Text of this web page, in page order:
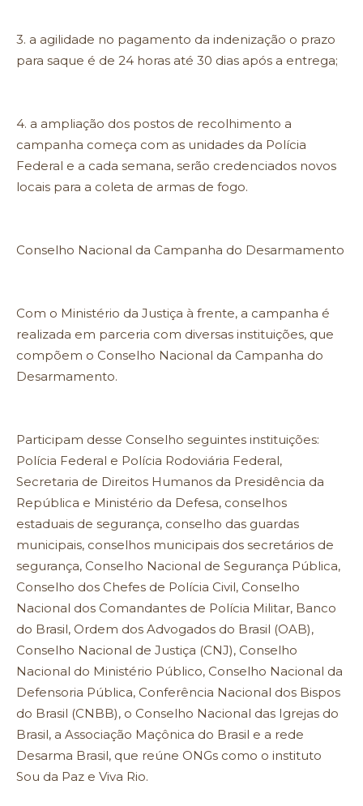
3. a agilidade no pagamento da indenização o prazo
para saque é de 24 horas até 30 dias após a entrega;
4. a ampliação dos postos de recolhimento a
campanha começa com as unidades da Polícia
Federal e a cada semana, serão credenciados novos
locais para a coleta de armas de fogo.
Conselho Nacional da Campanha do Desarmamento
Com o Ministério da Justiça à frente, a campanha é
realizada em parceria com diversas instituições, que
compõem o Conselho Nacional da Campanha do
Desarmamento.
Participam desse Conselho seguintes instituições:
Polícia Federal e Polícia Rodoviária Federal,
Secretaria de Direitos Humanos da Presidência da
República e Ministério da Defesa, conselhos
estaduais de segurança, conselho das guardas
municipais, conselhos municipais dos secretários de
segurança, Conselho Nacional de Segurança Pública,
Conselho dos Chefes de Polícia Civil, Conselho
Nacional dos Comandantes de Polícia Militar, Banco
do Brasil, Ordem dos Advogados do Brasil (OAB),
Conselho Nacional de Justiça (CNJ), Conselho
Nacional do Ministério Público, Conselho Nacional da
Defensoria Pública, Conferência Nacional dos Bispos
do Brasil (CNBB), o Conselho Nacional das Igrejas do
Brasil, a Associação Maçônica do Brasil e a rede
Desarma Brasil, que reúne ONGs como o instituto
Sou da Paz e Viva Rio.